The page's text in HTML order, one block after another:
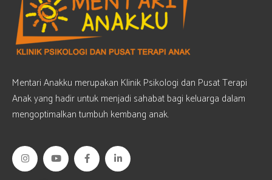
Mentari Anakku merupakan Klinik Psikologi dan Pusat Terapi
Anak yang hadir untuk menjadi sahabat bagi keluarga dalam
mengoptimalkan tumbuh kembang anak.